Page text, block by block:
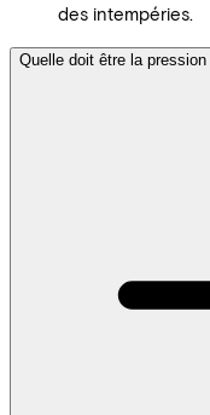
des intempéries.
Quelle doit être la